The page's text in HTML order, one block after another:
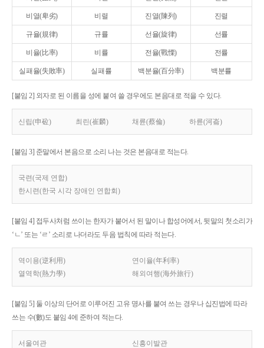
비열(卑劣) 비렬 진열(陳列) 진렬
규율(規律) 규률 선율(旋律) 선률
비율(比率) 비률 전율(戰慄) 전률
실패율(失敗率) 실패률 백분율(百分率) 백분률
[붙임 2] 외자로 된 이름을 성에 붙여 쓸 경우에도 본음대로 적을 수 있다.
신립(申砬) 최린(崔麟) 채륜(蔡倫) 하륜(河崙)
[붙임 3] 준말에서 본음으로 소리 나는 것은 본음대로 적는다.
국련(국제 연합)
한시련(한국 시각 장애인 연합회)
[붙임 4] 접두사처럼 쓰이는 한자가 붙어서 된 말이나 합성어에서, 뒷말의 첫소리가
‘ㄴ’ 또는 ‘ㄹ’ 소리로 나더라도 두음 법칙에 따라 적는다.
역이용(逆利用)
연이율(年利率)
열역학(熱力學)
해외여행(海外旅行)
[붙임 5] 둘 이상의 단어로 이루어진 고유 명사를 붙여 쓰는 경우나 십진법에 따라
쓰는 수(數)도 붙임 4에 준하여 적는다.
서울여관 신흥이발관